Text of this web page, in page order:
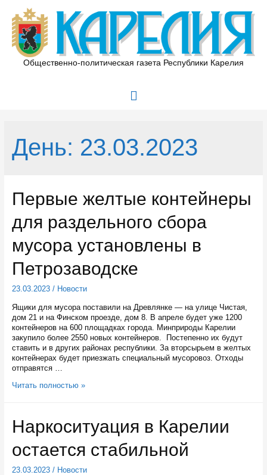
содержимому
Общественно-политическая газета Республики Карелия
Главное
День: 23.03.2023
Первые желтые контейнеры
для раздельного сбора
мусора установлены в
Петрозаводске
23.03.2023/ Новости
Ящики для мусора поставили на Древлянке — на улице Чистая,
дом 21 и на Финском проезде, дом 8. В апреле будет уже 1200
контейнеров на 600 площадках города. Минприроды Карелии
закупило более 2550 новых контейнеров. Постепенно их будут
ставить и в других районах республики. За вторсырьем в желтых
контейнерах будет приезжать специальный мусоровоз. Отходы
отправятся …
Первые
раздельного
сбора
мусора
установлены
в
Читать полностью »
Наркоситуация в Карелии
остается стабильной
23.03.2023/ Новости